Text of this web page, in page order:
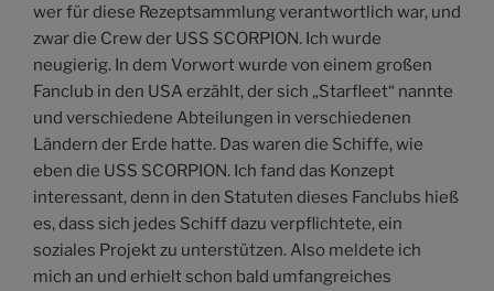
wer für diese Rezeptsammlung verantwortlich war, und
zwar die Crew der USS SCORPION. Ich wurde
neugierig. In dem Vorwort wurde von einem großen
Fanclub in den USA erzählt, der sich „Starfleet“ nannte
und verschiedene Abteilungen in verschiedenen
Ländern der Erde hatte. Das waren die Schiffe, wie
eben die USS SCORPION. Ich fand das Konzept
interessant, denn in den Statuten dieses Fanclubs hieß
es, dass sich jedes Schiff dazu verpflichtete, ein
soziales Projekt zu unterstützen. Also meldete ich
mich an und erhielt schon bald umfangreiches